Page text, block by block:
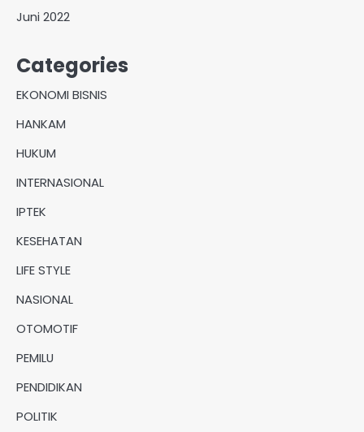
Juni 2022
Categories
EKONOMI BISNIS
HANKAM
HUKUM
INTERNASIONAL
IPTEK
KESEHATAN
LIFE STYLE
NASIONAL
OTOMOTIF
PEMILU
PENDIDIKAN
POLITIK